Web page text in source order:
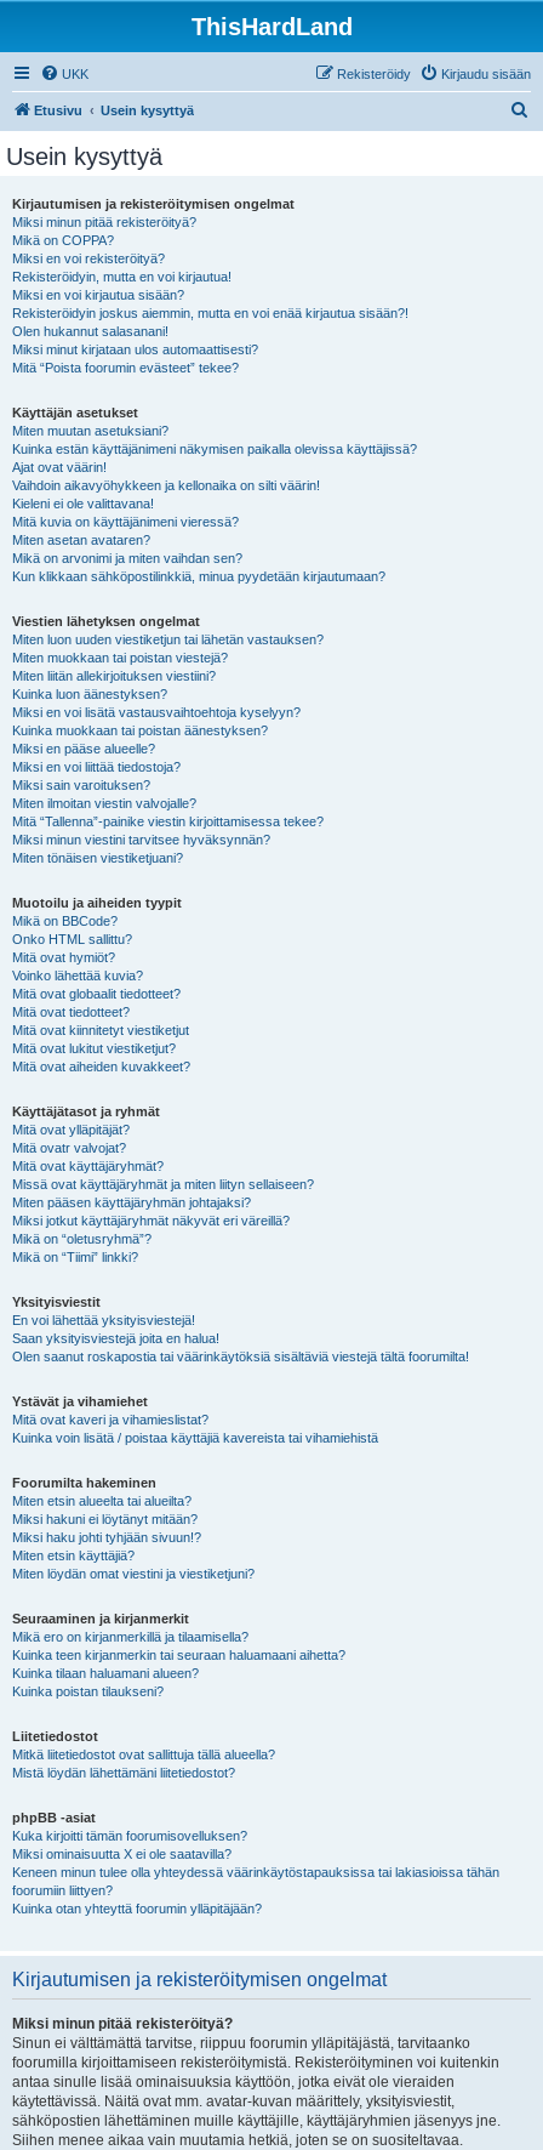
ThisHardLand
UKK Kirjaudu sisään
Rekisteröidy
Etusivu Usein kysyttyä
Usein kysyttyä
Kirjautumisen ja rekisteröitymisen ongelmat
Miksi minun pitää rekisteröityä?
Mikä on COPPA?
Miksi en voi rekisteröityä?
Rekisteröidyin, mutta en voi kirjautua!
Miksi en voi kirjautua sisään?
Rekisteröidyin joskus aiemmin, mutta en voi enää kirjautua sisään?!
Olen hukannut salasanani!
Miksi minut kirjataan ulos automaattisesti?
Mitä “Poista foorumin evästeet” tekee?
Käyttäjän asetukset
Miten muutan asetuksiani?
Kuinka estän käyttäjänimeni näkymisen paikalla olevissa käyttäjissä?
Ajat ovat väärin!
Vaihdoin aikavyöhykkeen ja kellonaika on silti väärin!
Kieleni ei ole valittavana!
Mitä kuvia on käyttäjänimeni vieressä?
Miten asetan avataren?
Mikä on arvonimi ja miten vaihdan sen?
Kun klikkaan sähköpostilinkkiä, minua pyydetään kirjautumaan?
Viestien lähetyksen ongelmat
Miten luon uuden viestiketjun tai lähetän vastauksen?
Miten muokkaan tai poistan viestejä?
Miten liitän allekirjoituksen viestiini?
Kuinka luon äänestyksen?
Miksi en voi lisätä vastausvaihtoehtoja kyselyyn?
Kuinka muokkaan tai poistan äänestyksen?
Miksi en pääse alueelle?
Miksi en voi liittää tiedostoja?
Miksi sain varoituksen?
Miten ilmoitan viestin valvojalle?
Mitä “Tallenna”-painike viestin kirjoittamisessa tekee?
Miksi minun viestini tarvitsee hyväksynnän?
Miten tönäisen viestiketjuani?
Muotoilu ja aiheiden tyypit
Mikä on BBCode?
Onko HTML sallittu?
Mitä ovat hymiöt?
Voinko lähettää kuvia?
Mitä ovat globaalit tiedotteet?
Mitä ovat tiedotteet?
Mitä ovat kiinnitetyt viestiketjut
Mitä ovat lukitut viestiketjut?
Mitä ovat aiheiden kuvakkeet?
Käyttäjätasot ja ryhmät
Mitä ovat ylläpitäjät?
Mitä ovatr valvojat?
Mitä ovat käyttäjäryhmät?
Missä ovat käyttäjäryhmät ja miten liityn sellaiseen?
Miten pääsen käyttäjäryhmän johtajaksi?
Miksi jotkut käyttäjäryhmät näkyvät eri väreillä?
Mikä on “oletusryhmä”?
Mikä on “Tiimi” linkki?
Yksityisviestit
En voi lähettää yksityisviestejä!
Saan yksityisviestejä joita en halua!
Olen saanut roskapostia tai väärinkäytöksiä sisältäviä viestejä tältä foorumilta!
Ystävät ja vihamiehet
Mitä ovat kaveri ja vihamieslistat?
Kuinka voin lisätä / poistaa käyttäjiä kavereista tai vihamiehistä
Foorumilta hakeminen
Miten etsin alueelta tai alueilta?
Miksi hakuni ei löytänyt mitään?
Miksi haku johti tyhjään sivuun!?
Miten etsin käyttäjiä?
Miten löydän omat viestini ja viestiketjuni?
Seuraaminen ja kirjanmerkit
Mikä ero on kirjanmerkillä ja tilaamisella?
Kuinka teen kirjanmerkin tai seuraan haluamaani aihetta?
Kuinka tilaan haluamani alueen?
Kuinka poistan tilaukseni?
Liitetiedostot
Mitkä liitetiedostot ovat sallittuja tällä alueella?
Mistä löydän lähettämäni liitetiedostot?
phpBB -asiat
Kuka kirjoitti tämän foorumisovelluksen?
Miksi ominaisuutta X ei ole saatavilla?
Keneen minun tulee olla yhteydessä väärinkäytöstapauksissa tai lakiasioissa tähän
foorumiin liittyen?
Kuinka otan yhteyttä foorumin ylläpitäjään?
Kirjautumisen ja rekisteröitymisen ongelmat
Miksi minun pitää rekisteröityä?
Sinun ei välttämättä tarvitse, riippuu foorumin ylläpitäjästä, tarvitaanko
foorumilla kirjoittamiseen rekisteröitymistä. Rekisteröityminen voi kuitenkin
antaa sinulle lisää ominaisuuksia käyttöön, jotka eivät ole vieraiden
käytettävissä. Näitä ovat mm. avatar-kuvan määrittely, yksityisviestit,
sähköpostien lähettäminen muille käyttäjille, käyttäjäryhmien jäsenyys jne.
Siihen menee aikaa vain muutamia hetkiä, joten se on suositeltavaa.